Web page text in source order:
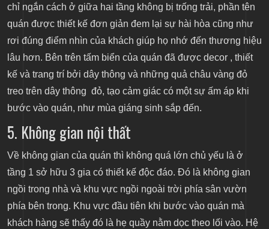
chỉ ngắn cách ở giữa hai tầng không bị trống trải, phần tên
quán được thiết kế đơn giản đem lại sự hài hòa cũng như
rơi đúng điểm nhìn của khách giúp họ nhớ đến thương hiệu
lâu hơn. Bên trên tấm biển của quán đã được decor , thiết
kế và trang trí bởi dây thông và những quả châu vàng đỏ
treo trên dây thông đỏ, tạo cảm giác có một sự ấm áp khi
bước vào quán, như mùa giáng sinh sắp đến.
5. Không gian nội thất
Về không gian của quán thì không quá lớn chủ yếu là ở
tầng 1 sở hữu 3 gia có thiết kế độc đáo. Đó là không gian
ngồi trong nhà và khu vực ngồi ngoài trời phía sân vườn
phía bên trong. Khu vực đầu tiên khi bước vào quán mà
khách hàng sẽ thấy đó là hẹ quầy nằm dọc theo lối vào. Hệ